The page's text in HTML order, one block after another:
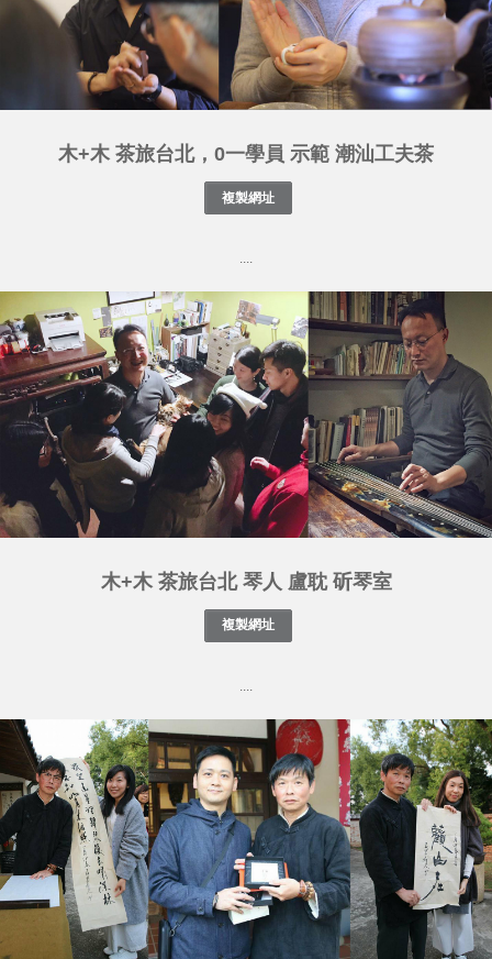
木+木 茶旅台北，0一學員 示範 潮汕工夫茶
....
木+木 茶旅台北 琴人 盧耽 斫琴室